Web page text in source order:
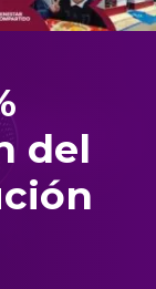
del